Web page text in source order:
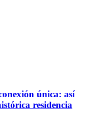
única: así
residencia